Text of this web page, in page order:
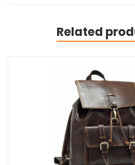
Related